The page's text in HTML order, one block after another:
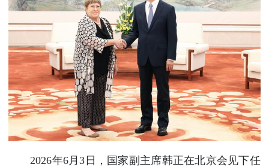
2026年6月3日，国家副主席韩正在北京会见下任